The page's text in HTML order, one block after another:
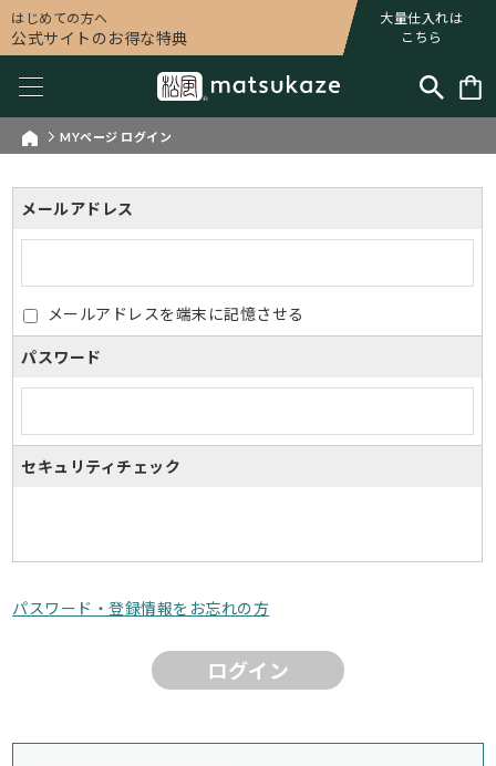
はじめての方へ
公式サイトのお得な特典
大量仕入れは
こちら
MYページ ログイン
メールアドレス
メールアドレスを端末に記憶させる
パスワード
セキュリティチェック
パスワード・登録情報をお忘れの方
ログイン